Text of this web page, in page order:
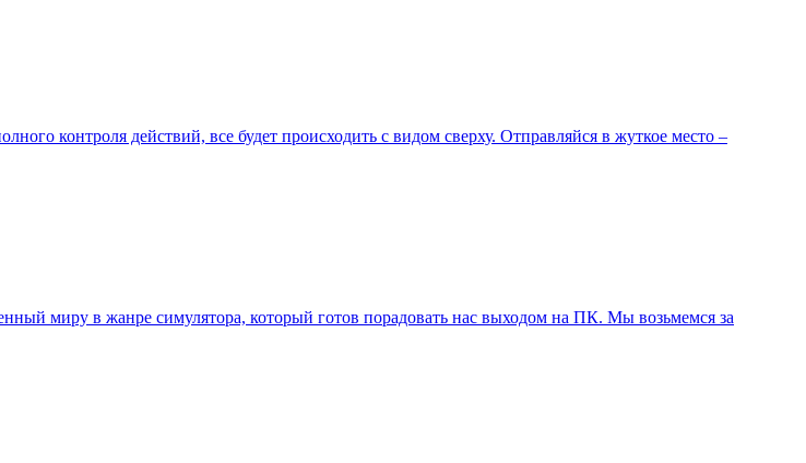
контроля действий, все будет происходить с видом сверху. Отправляйся в жуткое место –
миру в жанре симулятора, который готов порадовать нас выходом на ПК. Мы возьмемся за